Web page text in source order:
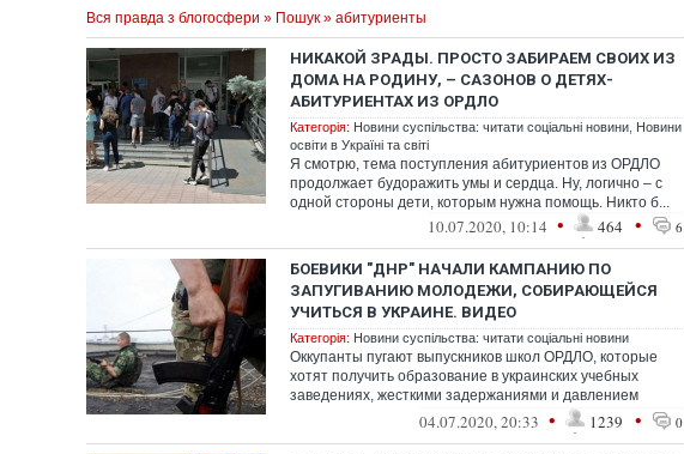
Вся правда з блогосфери » Пошук » абитуриенты
НИКАКОЙ ЗРАДЫ. ПРОСТО ЗАБИРАЕМ СВОИХ ИЗ
ДОМА НА РОДИНУ, – САЗОНОВ О ДЕТЯХ-
АБИТУРИЕНТАХ ИЗ ОРДЛО
Категорія: Новини суспільства: читати соціальні новини Новини
освіти в Україні та світі
Я смотрю, тема поступления абитуриентов из ОРДЛО
продолжает будоражить умы и сердца. Ну, логично – с
одной стороны дети, которым нужна помощь. Никто б...
10.07.2020, 10:14 • 464 • 6
БОЕВИКИ "ДНР" НАЧАЛИ КАМПАНИЮ ПО
ЗАПУГИВАНИЮ МОЛОДЕЖИ, СОБИРАЮЩЕЙСЯ
УЧИТЬСЯ В УКРАИНЕ. ВИДЕО
Категорія: Новини суспільства: читати соціальні новини
Оккупанты пугают выпускников школ ОРДЛО, которые
хотят получить образование в украинских учебных
заведениях, жесткими задержаниями и давлением
04.07.2020, 20:33 • 1239 • 0